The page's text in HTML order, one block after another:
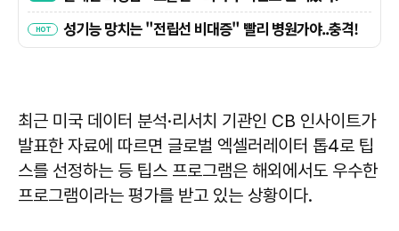
최근 미국 데이터 분석·리서치 기관인 CB 인사이트가
발표한 자료에 따르면 글로벌 엑셀러레이터 톱4로 팁
스를 선정하는 등 팁스 프로그램은 해외에서도 우수한
프로그램이라는 평가를 받고 있는 상황이다.